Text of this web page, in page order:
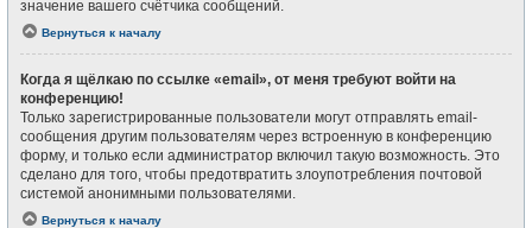
значение вашего счётчика сообщений.
Вернуться к началу
Когда я щёлкаю по ссылке «email», от меня требуют войти на
конференцию!
Только зарегистрированные пользователи могут отправлять email-
сообщения другим пользователям через встроенную в конференцию
форму, и только если администратор включил такую возможность. Это
сделано для того, чтобы предотвратить злоупотребления почтовой
системой анонимными пользователями.
Вернуться к началу